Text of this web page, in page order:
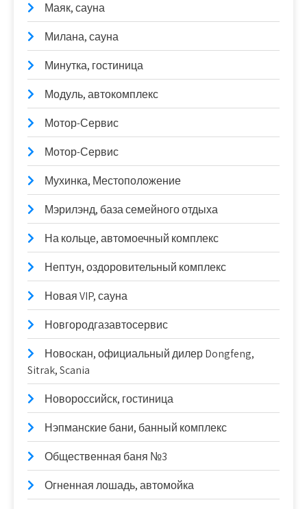
Маяк, сауна
Милана, сауна
Минутка, гостиница
Модуль, автокомплекс
Мотор-Сервис
Мотор-Сервис
Мухинка, Местоположение
Мэрилэнд, база семейного отдыха
На кольце, автомоечный комплекс
Нептун, оздоровительный комплекс
Новая VIP, сауна
Новгородгазавтосервис
Новоcкан, официальный дилер Dongfeng,
Sitrak, Scania
Новороссийск, гостиница
Нэпманские бани, банный комплекс
Общественная баня №3
Огненная лошадь, автомойка